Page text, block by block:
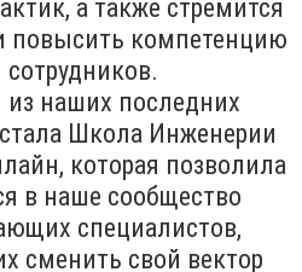
а также стремится
повысить компетенцию
сотрудников.
наших последних
Школа Инженерии
которая позволила
в наше сообщество
специалистов,
сменить свой вектор